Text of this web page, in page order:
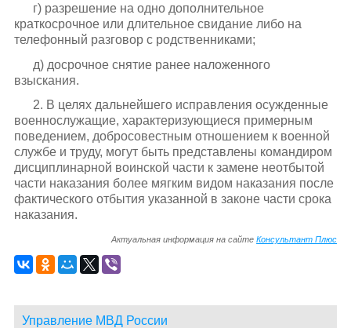
г) разрешение на одно дополнительное
краткосрочное или длительное свидание либо на
телефонный разговор с родственниками;
д) досрочное снятие ранее наложенного
взыскания.
2. В целях дальнейшего исправления осужденные
военнослужащие, характеризующиеся примерным
поведением, добросовестным отношением к военной
службе и труду, могут быть представлены командиром
дисциплинарной воинской части к замене неотбытой
части наказания более мягким видом наказания после
фактического отбытия указанной в законе части срока
наказания.
Актуальная информация на сайтеКонсультант Плюс
Управление МВД России